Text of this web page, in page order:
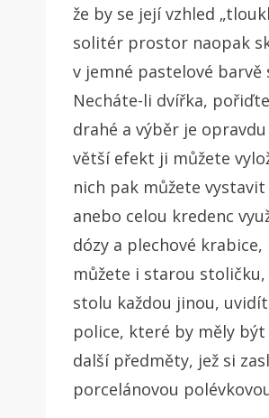
že by se její vzhled
solitér prostor naopak
v jemné pastelové
Necháte-li dvířka,
drahé a výběr je
větší efekt ji můžete
nich pak můžete
anebo celou kredenc
dózy a plechové
můžete i starou
stolu každou jinou,
police, které by měly
další předměty, jež si
porcelánovou